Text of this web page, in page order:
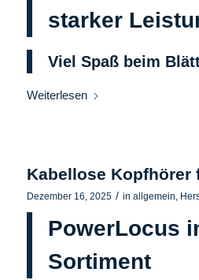
starker
Viel Spaß beim
Weiterlesen
Kabellose Kopfhörer
Dezember 16, 2025 / in allgemein,
PowerLocus
Sortiment